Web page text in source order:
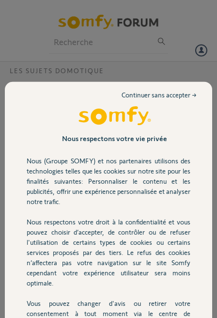
Volet
Sécurité
Domotique
Chauffage
Autres produits
Devis avec un pro
LES SUJETS DOMOTIQUE
association connexoon et 2ème VR
J'ai une centrale Connexoon qui me permet de piloter 1 volet Oximo
IO. (conversion d'un Bubendorff).
l'associer a ma Connexoon.
J'ai suivi la procédure d'appairage mais je n'y arrive pas, tant par les
boutons que par l'application smartphone.
Mickael
il y a presque 8 ans
Participer au fil de discussion
Nous respectons votre vie privée
Nous (Groupe SOMFY) et nos partenaires utilisons des
technologies telles que les cookies sur notre site pour les
finalités suivantes: Personnaliser le contenu et les
publicités, offrir une expérience personnalisée et analyser
notre trafic.
Nous respectons votre droit à la confidentialité et vous
pouvez choisir d’accepter, de contrôler ou de refuser
l'utilisation de certains types de cookies ou certains
services proposés par des tiers. Le refus des cookies
n’affectera pas votre navigation sur le site Somfy
cependant votre expérience utilisateur sera moins
optimale.
Vous pouvez changer d'avis ou retirer votre
consentement à tout moment via le centre de
Continuer sans accepter →